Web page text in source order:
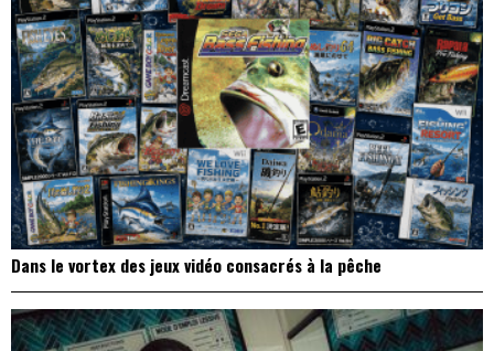
Dans le vortex des jeux vidéo consacrés à la pêche